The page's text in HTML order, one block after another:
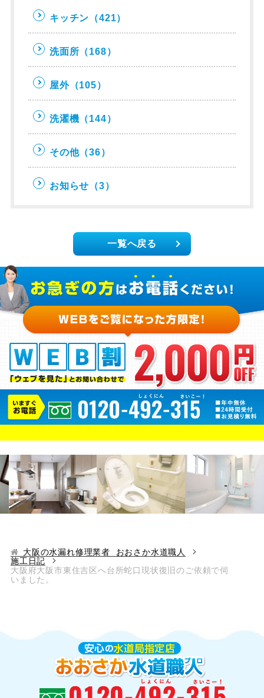
キッチン （421）
洗面所 （168）
屋外（105）
洗濯機 （144）
その他（36）
お知らせ （3）
一覧へ戻る
大阪の水漏れ修理業者 おおさか水道職人
施工日記
大阪府大阪市東住吉区へ台所蛇口現状復旧のご依頼で伺
いました。